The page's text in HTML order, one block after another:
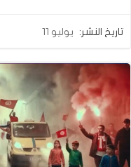
تاريخ النشر: يوليو 11